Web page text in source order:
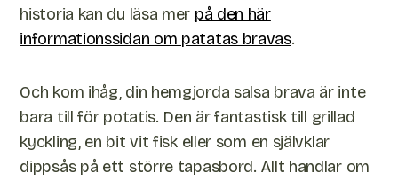
historia kan du läsa mer på den här
informationssidan om patatas bravas.
Och kom ihåg, din hemgjorda salsa brava är inte
bara till för potatis. Den är fantastisk till grillad
kyckling, en bit vit fisk eller som en självklar
dippsås på ett större tapasbord. Allt handlar om